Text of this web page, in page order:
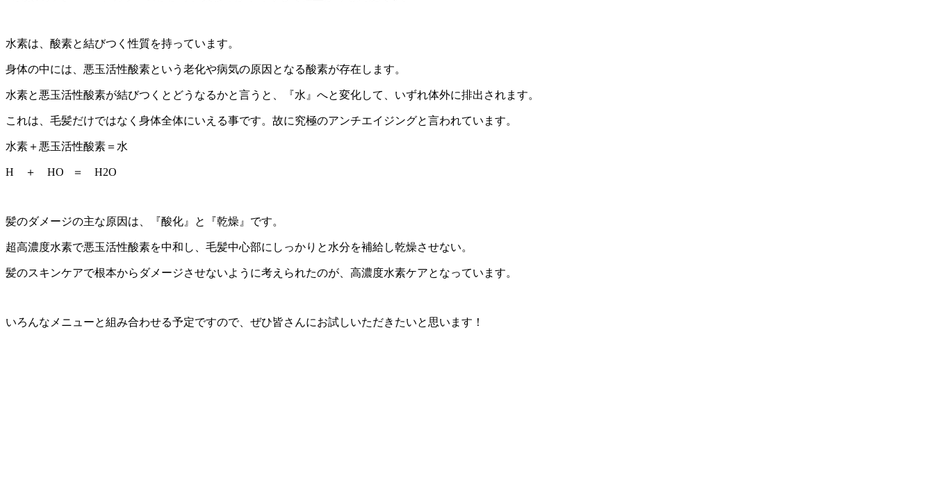
水素は、酸素と結びつく性質を持っています。
身体の中には、悪玉活性酸素という老化や病気の原因となる酸素が存在します。
水素と悪玉活性酸素が結びつくとどうなるかと言うと、『水』へと変化して、いずれ体外に排出されます。
これは、毛髪だけではなく身体全体にいえる事です。故に究極のアンチエイジングと言われています。
水素＋悪玉活性酸素＝水
H ＋ HO ＝ H2O
髪のダメージの主な原因は、『酸化』と『乾燥』です。
超高濃度水素で悪玉活性酸素を中和し、毛髪中心部にしっかりと水分を補給し乾燥させない。
髪のスキンケアで根本からダメージさせないように考えられたのが、高濃度水素ケアとなっています。
いろんなメニューと組み合わせる予定ですので、ぜひ皆さんにお試しいただきたいと思います！